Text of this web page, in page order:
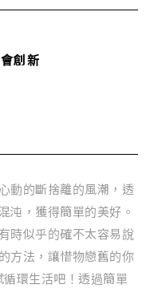
創新
動的斷捨離的風潮，透
沌，獲得簡單的美好。
時似乎的確不太容易說
方法，讓惜物戀舊的你
環生活吧！透過簡單